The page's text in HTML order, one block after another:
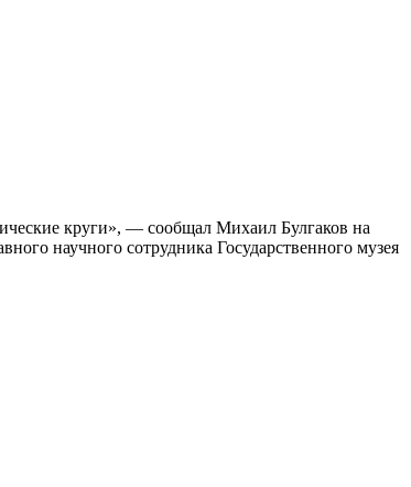
круги», — сообщал Михаил Булгаков на
научного сотрудника Государственного музея